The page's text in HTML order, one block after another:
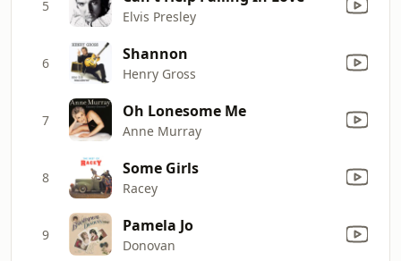
5
Elvis Presley
6 Shannon
Henry Gross
7 Oh Lonesome Me
Anne Murray
8 Some Girls
Racey
9 Pamela Jo
Donovan